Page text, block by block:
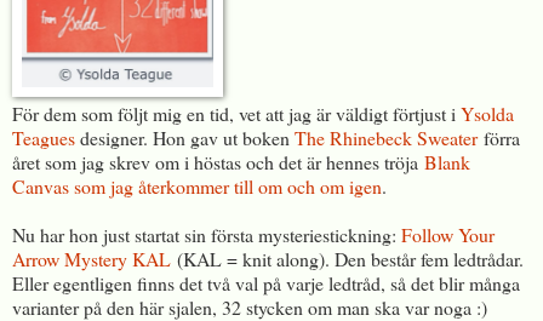
För dem som följt mig en tid, vet att jag är väldigt förtjust i Ysolda
Teaguesdesigner. Hon gav ut boken The Rhinebeck Sweaterförra
året som jag skrev om i höstas och det är hennes tröja Blank
Canvas som jag återkommer till om och om igen.
Nu har hon just startat sin första mysteriestickning: Follow Your
Arrow Mystery KAL (KAL = knit along). Den består fem ledtrådar.
Eller egentligen finns det två val på varje ledtråd, så det blir många
varianter på den här sjalen, 32 stycken om man ska var noga :)